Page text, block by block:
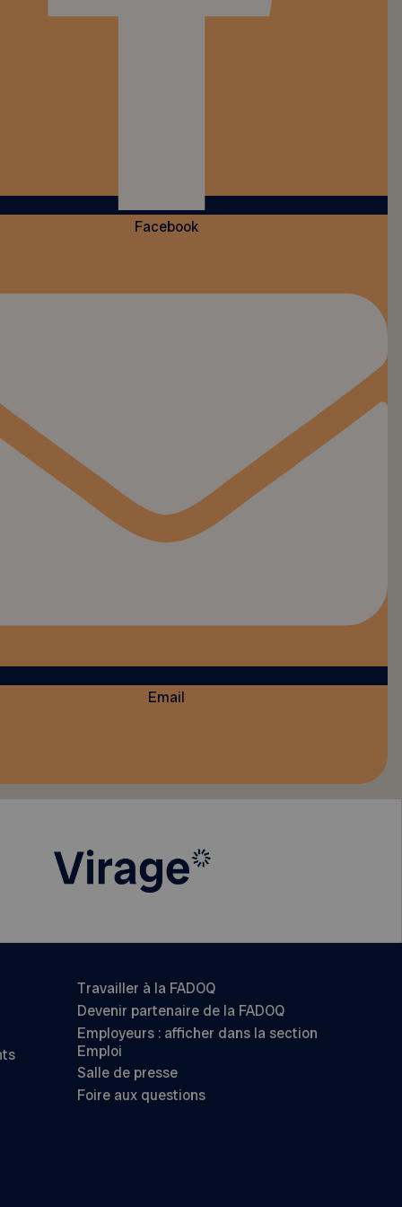
Facebook
Email
Travailler à la FADOQ
Devenir partenaire de la FADOQ
Employeurs : afficher dans la section
Emploi
Salle de presse
Foire aux questions